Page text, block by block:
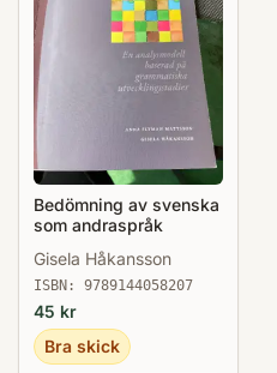
Bedömning av svenska
som andraspråk
Gisela Håkansson
ISBN: 9789144058207
45 kr
Bra skick